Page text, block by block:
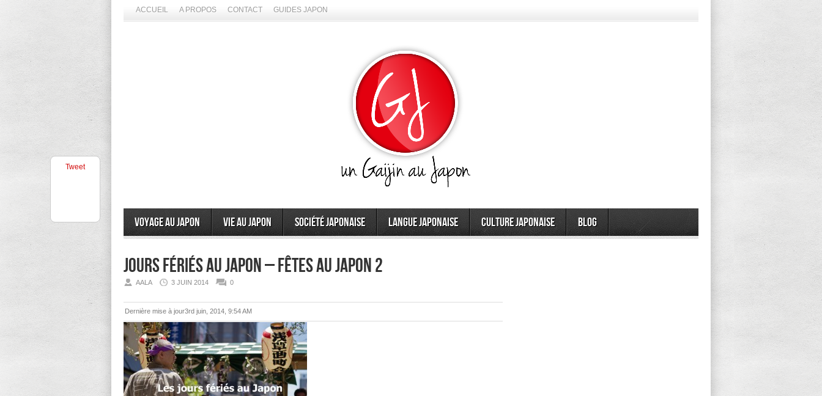
ACCUEIL A PROPOS CONTACT GUIDES JAPON
Voyage au Japon Vie au Japon Société japonaise Langue japonaise Culture japonaise Blog
jours fériés au Japon – fêtes au Japon 2
AALA 3 JUIN 2014 0
Dernière mise à jour3rd juin, 2014, 9:54 AM
Tweet